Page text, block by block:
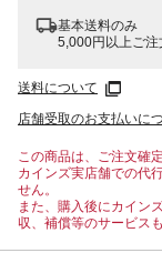
基本送料のみ
5,000円以上ご
送料について
店舗受取のお支払いに
この商品は、ご注文確
カインズ実店舗での代
せん。
また、購入後にカイン
収、補償等のサービス